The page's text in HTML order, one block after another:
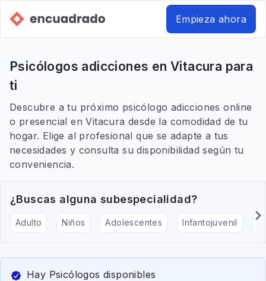
Empieza ahora
Psicólogos adicciones en Vitacura para
ti
Descubre a tu próximo psicólogo adicciones online
o presencial en Vitacura desde la comodidad de tu
hogar. Elige al profesional que se adapte a tus
necesidades y consulta su disponibilidad según tu
conveniencia.
¿Buscas alguna subespecialidad?
Adulto Niños Adolescentes Infantojuvenil
Hay Psicólogos disponibles